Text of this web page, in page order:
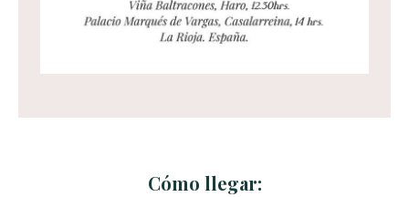
Cómo llegar: